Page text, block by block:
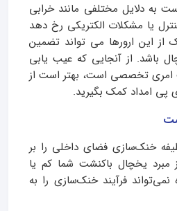
به دلایل مختلفی مانند خرابی
یا مشکلات الکتریکی رخ دهد
این ارورها می تواند تضمین
باشد. از آنجایی که عیب یابی
تخصصی است، بهتر است از
امداد کمک بگیرید.
خنک‌سازی فضای داخلی را بر
مبرد یخچال باکنشت شما کم یا
فرآیند خنک‌سازی را به